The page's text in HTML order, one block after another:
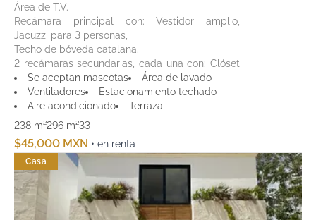
Área de T.V.
Recámara principal con: Vestidor amplio,
Jacuzzi para 3 personas,
Techo de bóveda catalana.
2 recámaras secundarias, cada una con: Clóset
y baño completo.
Cuarto de servicio con baño completo.
Se aceptan mascotas
Área de lavado
Ventiladores
Estacionamiento techado
Aire acondicionado
Terraza
238 m²296 m²33
$45,000 MXN • en renta
Casa